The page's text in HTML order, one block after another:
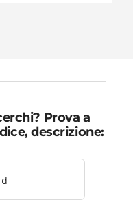
Prova a
descrizione: